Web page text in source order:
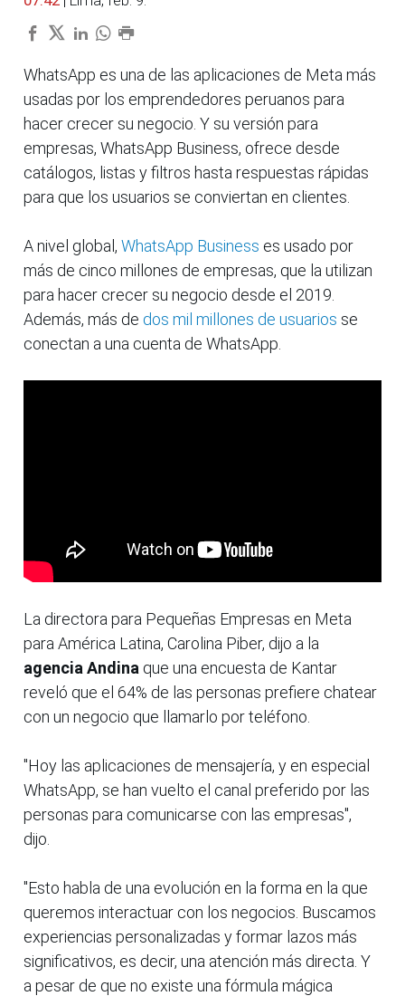
WhatsApp es una de las aplicaciones de Meta más
usadas por los emprendedores peruanos para
hacer crecer su negocio. Y su versión para
empresas, WhatsApp Business, ofrece desde
catálogos, listas y filtros hasta respuestas rápidas
para que los usuarios se conviertan en clientes.
A nivel global, WhatsApp Business es usado por
más de cinco millones de empresas, que la utilizan
para hacer crecer su negocio desde el 2019.
Además, más de dos mil millones de usuarios se
conectan a una cuenta de WhatsApp.
La directora para Pequeñas Empresas en Meta
para América Latina, Carolina Piber, dijo a la
agencia Andina que una encuesta de Kantar
reveló que el 64% de las personas prefiere chatear
con un negocio que llamarlo por teléfono.
"Hoy las aplicaciones de mensajería, y en especial
WhatsApp, se han vuelto el canal preferido por las
personas para comunicarse con las empresas",
dijo.
"Esto habla de una evolución en la forma en la que
queremos interactuar con los negocios. Buscamos
experiencias personalizadas y formar lazos más
significativos, es decir, una atención más directa. Y
a pesar de que no existe una fórmula mágica